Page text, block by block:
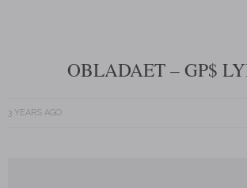
OBLADAET – GP$
3 YEARS AGO